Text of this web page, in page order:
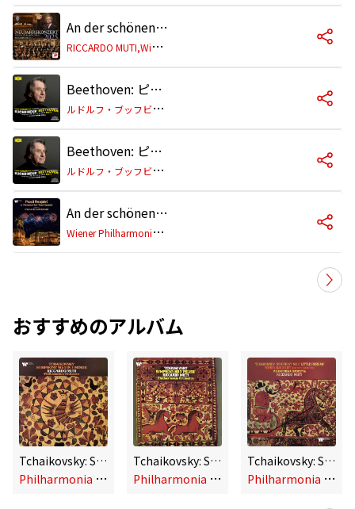
An der schönen blauen Donau, Walzer, Op. 314
R
ICCARDO MUTI,Wiener Philharmoniker
Beethoven: ピアノ協奏曲第5番 変ホ長調 作品73《皇帝》: 第1楽章: Allegro
ル
ドルフ・ブッフビンダー/ウィーン・フィルハーモニー管弦楽団/リッカルド・ムーティ
Beethoven: ピアノ協奏曲第5番 変ホ長調 作品73《皇帝》: 第2楽章: Adagio un poco moto
ル
ドルフ・ブッフビンダー/ウィーン・フィルハーモニー管弦楽団/リッカルド・ムーティ
An der schönen blauen Donau, Op. 314 (Live)
W
iener Philharmoniker, Riccardo Muti
おすすめのアルバム
Tchaikovsky: Symphony No. 4 in F Minor, Op. 36
P
hilharmonia Orchestra, Riccardo Muti
Tchaikovsky: Symphony No. 3 in D Major, Op. 29 "Polish"
P
hilharmonia Orchestra, Riccardo Muti
Tchaikovsky: Symphony No. 2 in C Minor, Op. 17 "Little Russian" & Romeo and Juliet
P
hilharmonia Orchestra, Riccardo Muti